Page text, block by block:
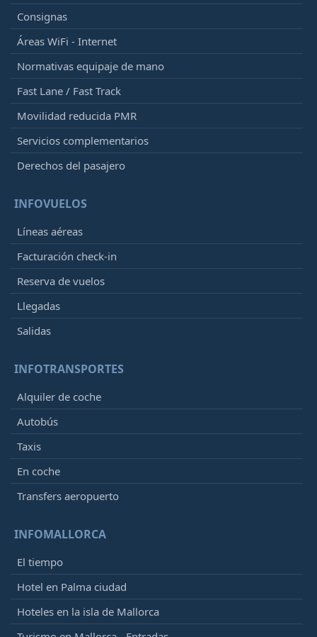
Consignas
Áreas WiFi - Internet
Normativas equipaje de mano
Fast Lane / Fast Track
Movilidad reducida PMR
Servicios complementarios
Derechos del pasajero
INFOVUELOS
Líneas aéreas
Facturación check-in
Reserva de vuelos
Llegadas
Salidas
INFOTRANSPORTES
Alquiler de coche
Autobús
Taxis
En coche
Transfers aeropuerto
INFOMALLORCA
El tiempo
Hotel en Palma ciudad
Hoteles en la isla de Mallorca